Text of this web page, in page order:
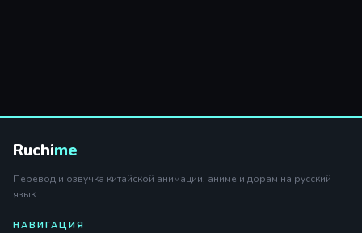
Ruchime
Перевод и озвучка китайской анимации, аниме и дорам на русский
язык.
НАВИГАЦИЯ